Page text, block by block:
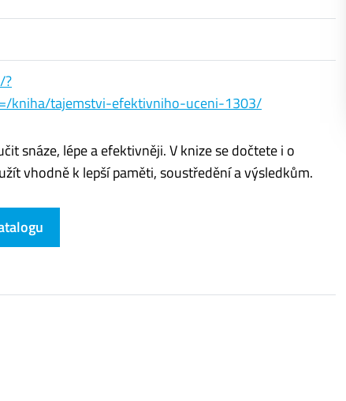
?
kniha/tajemstvi-efektivniho-uceni-1303/
snáze, lépe a efektivněji. V knize se dočtete i o
vhodně k lepší paměti, soustředění a výsledkům.